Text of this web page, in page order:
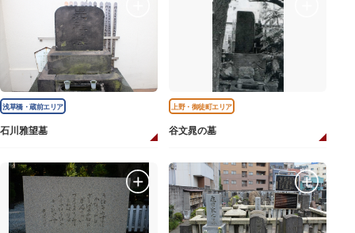
浅草橋・蔵前エリア
石川雅望墓
上野・御徒町エリア
谷文晁の墓